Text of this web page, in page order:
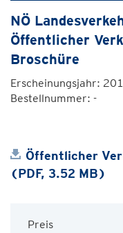
NÖ
Öffentlicher
Broschüre
Erscheinungsjahr:
Bestellnummer: -
Öffentlicher
(PDF, 3.52 MB)
Preis